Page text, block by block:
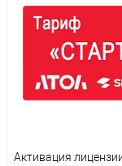
Активация